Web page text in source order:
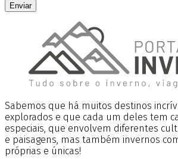
Enviar
Sabemos que há muitos destinos
explorados e que cada um deles tem
especiais, que envolvem diferentes
e paisagens, mas também invernos
próprias e únicas!